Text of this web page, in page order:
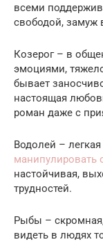
всеми
свободой, замуж
Козерог – в
эмоциями,
бывает
настоящая
роман даже с
Водолей –
настойчивая,
трудностей.
Рыбы – скромная,
видеть в людях